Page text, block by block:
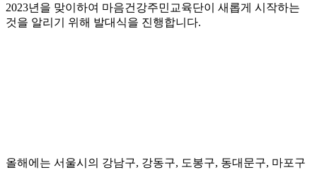
2023년을 맞이하여 마음건강주민교육단이 새롭게 시작하는
것을 알리기 위해 발대식을 진행합니다.
올해에는 서울시의 강남구, 강동구, 도봉구, 동대문구, 마포구